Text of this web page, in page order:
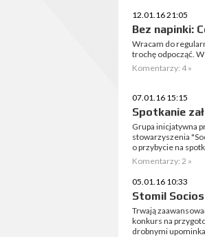
12.01.16 21:05
Bez napinki:
Wracam do
trochę odpocząć.
Komentarzy: 4 »
07.01.16 15:15
Spotkanie
Grupa inicjatywna
stowarzyszenia
o przybycie na
Komentarzy: 2 »
05.01.16 10:33
Stomil
Trwają
konkurs na
drobnymi